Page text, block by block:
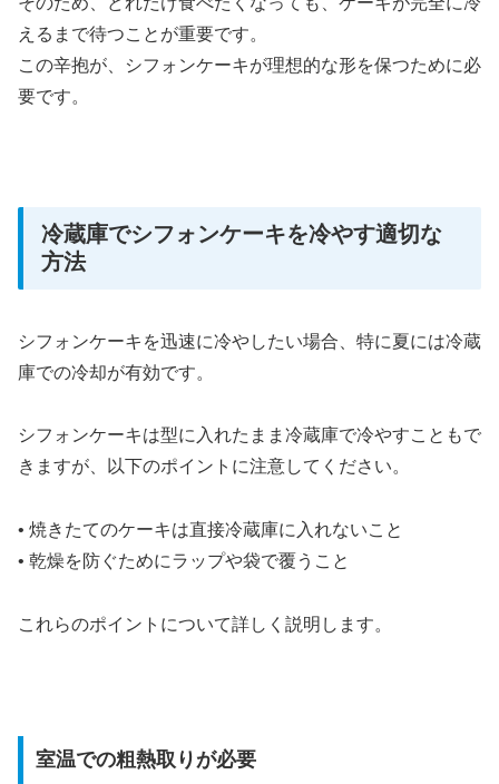
えるまで待つことが重要です。
この辛抱が、シフォンケーキが理想的な形を保つために必
要です。
冷蔵庫でシフォンケーキを冷やす適切な
方法
シフォンケーキを迅速に冷やしたい場合、特に夏には冷蔵
庫での冷却が有効です。
シフォンケーキは型に入れたまま冷蔵庫で冷やすこともで
きますが、以下のポイントに注意してください。
• 焼きたてのケーキは直接冷蔵庫に入れないこと
• 乾燥を防ぐためにラップや袋で覆うこと
これらのポイントについて詳しく説明します。
室温での粗熱取りが必要